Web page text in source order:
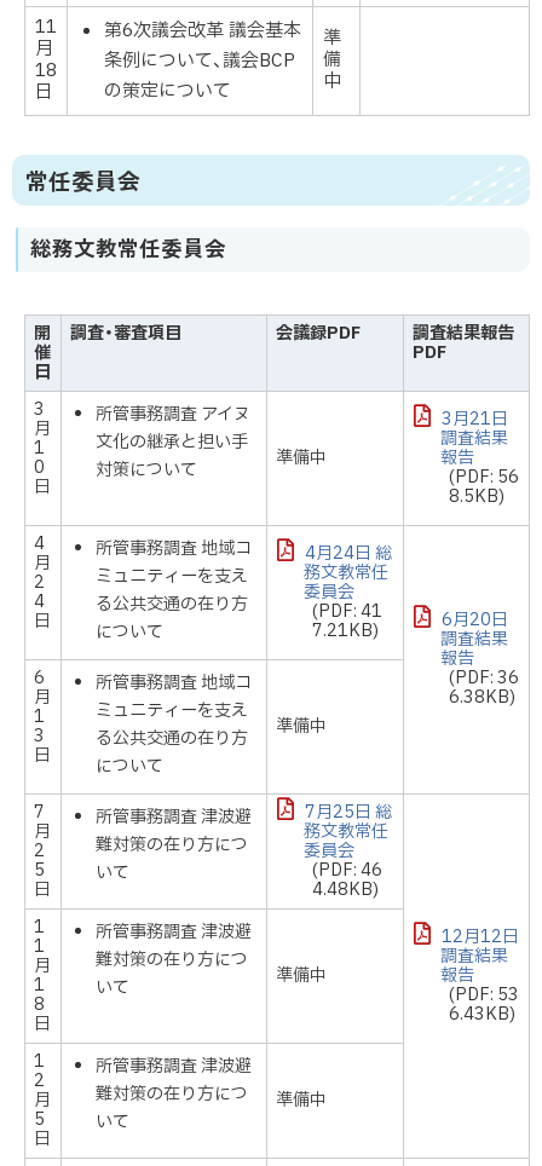
11
月
18
日
第6次議会改革 議会基本
条例について、議会BCP
の策定について
準
備
中
常任委員会
総務文教常任委員会
開
催
日
調査・審査項目 会議録PDF 調査結果報告
PDF
3
月
1
0
日
所管事務調査 アイヌ
文化の継承と担い手
対策について
準備中
3月21日
調査結果
報告
(PDF: 56
8.5KB)
4
月
2
4
日
所管事務調査 地域コ
ミュニティーを支え
る公共交通の在り方
について
4月24日 総
務文教常任
委員会
(PDF: 41
7.21KB) 6月20日
調査結果
報告
(PDF: 36
6.38KB)
6
月
1
3
日
所管事務調査 地域コ
ミュニティーを支え
る公共交通の在り方
について
準備中
7
月
2
5
日
所管事務調査 津波避
難対策の在り方につ
いて
7月25日 総
務文教常任
委員会
(PDF: 46
4.48KB)
12月12日
調査結果
報告
(PDF: 53
6.43KB)
1
1
月
1
8
日
所管事務調査 津波避
難対策の在り方につ
いて
準備中
1
2
月
5
日
所管事務調査 津波避
難対策の在り方につ
いて
準備中